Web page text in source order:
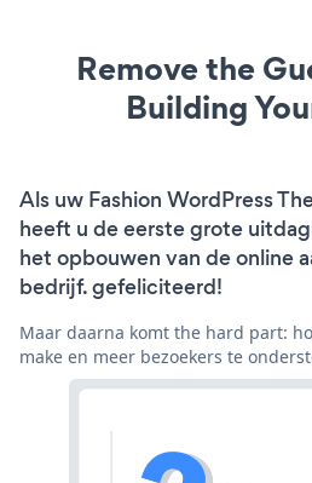
Remove the
Building
Als uw Fashion WordPress
heeft u de eerste grote
het opbouwen van de online
bedrijf. gefeliciteerd!
Maar daarna komt the hard part:
make en meer bezoekers te